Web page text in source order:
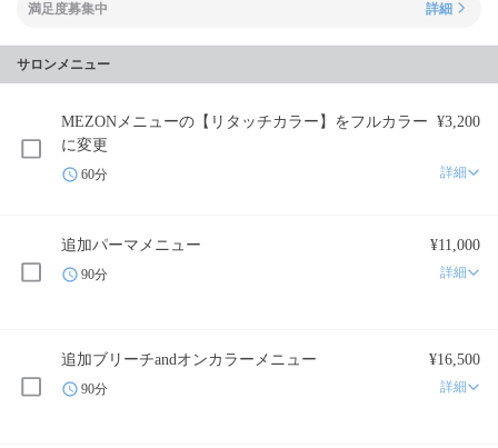
満足度募集中 詳細
サロンメニュー
MEZONメニューの【リタッチカラー】をフルカラー
に変更
¥3,200
60分 詳細
追加パーマメニュー ¥11,000
90分 詳細
追加ブリーチandオンカラーメニュー ¥16,500
90分 詳細